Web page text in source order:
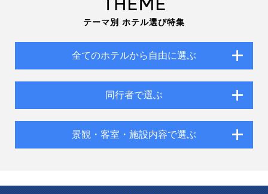
テーマ別 ホテル選び特集
全てのホテルから自由に選ぶ
同行者で選ぶ
景観・客室・施設内容で選ぶ